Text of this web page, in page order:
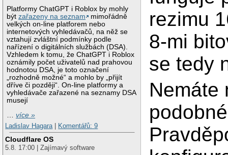
Platformy ChatGPT i Roblox by mohly
býtzařazeny na seznam
mimořádně
velkých on-line platforem nebo
internetových vyhledávačů, na něž se
vztahují zvláštní podmínky podle
nařízení o digitálních službách (DSA).
Vzhledem k tomu, že ChatGPT i Roblox
oznámily počet uživatelů nad prahovou
hodnotou DSA, je toto označení
„rozhodně možné“ a mohlo by „přijít
dříve či později“. On-line platformy a
vyhledávače zařazené na seznamy DSA
musejí
…více »
Ladislav Hagara| Komentářů: 9
Cloudflare OS
5.8. 17:00 | Zajímavý software
rezimu
8-mi
se tedy
Nemáte